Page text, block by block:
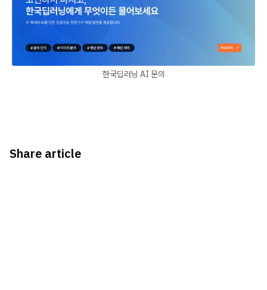
한국딥러닝 AI 문의
Share article